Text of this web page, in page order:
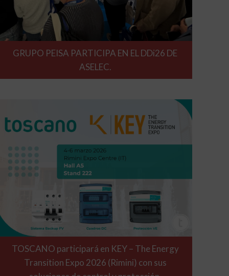
GRUPO PEISA PARTICIPA EN EL DDi26 DE
ASELEC.
TOSCANO participará en KEY – The Energy
Transition Expo 2026 (Rimini) con sus